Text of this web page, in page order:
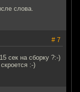
слова.
# 7
сек на сборку ?:-)
:-)